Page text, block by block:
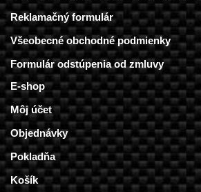
Reklamačný formulár
Všeobecné obchodné podmienky
Formulár odstúpenia od zmluvy
E-shop
Môj účet
Objednávky
Pokladňa
Košík